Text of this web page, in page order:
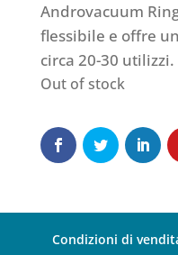
Androvacuum
flessibile e offre
circa 20-30 utilizzi.
Out of stock
Condizioni di